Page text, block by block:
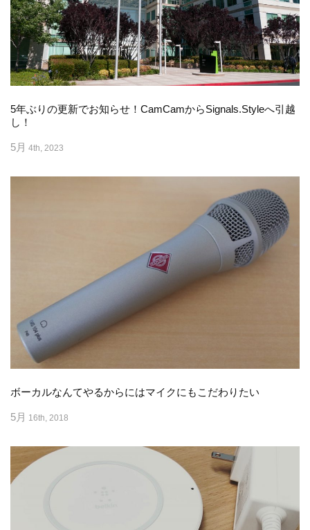
5年ぶりの更新でお知らせ！CamCamからSignals.Styleへ引越
し！
5月 4th, 2023
ボーカルなんてやるからにはマイクにもこだわりたい
5月 16th, 2018